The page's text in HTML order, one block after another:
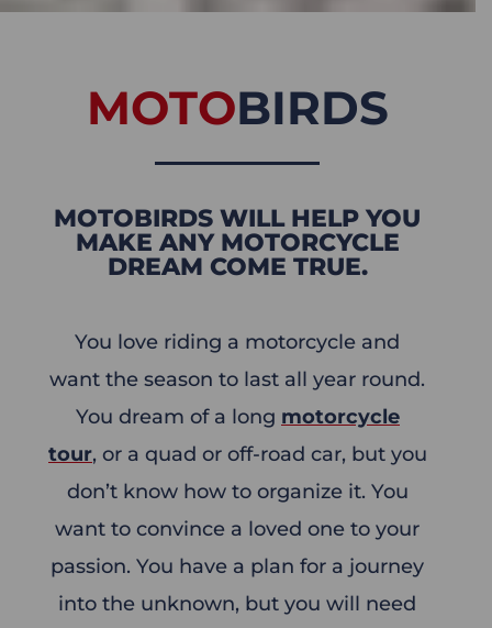
MOTOBIRDS
MOTOBIRDS WILL HELP YOU
MAKE ANY MOTORCYCLE
DREAM COME TRUE.
You love riding a motorcycle and
want the season to last all year round.
You dream of a long motorcycle
tour, or a quad or off-road car, but you
don’t know how to organize it. You
want to convince a loved one to your
passion. You have a plan for a journey
into the unknown, but you will need